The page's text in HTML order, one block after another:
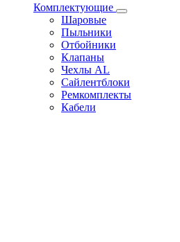
Комплектующие
Шаровые
Пыльники
Отбойники
Клапаны
Чехлы AL
Сайлентблоки
Ремкомплекты
Кабели